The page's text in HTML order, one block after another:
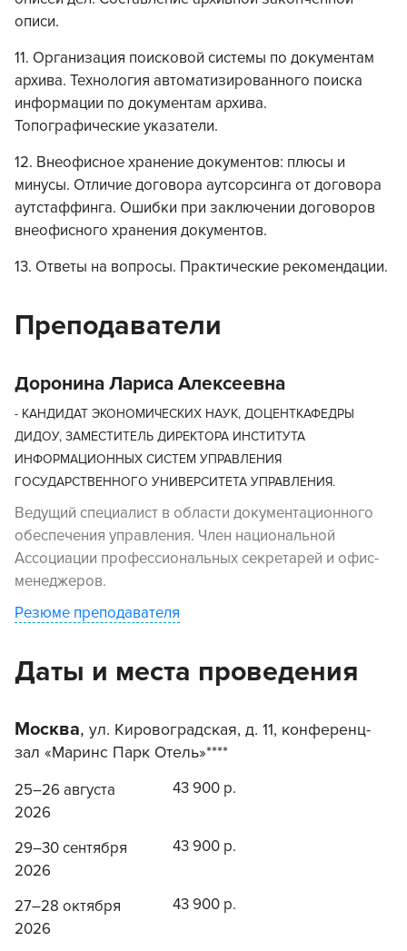
описи.
11. Организация поисковой системы по документам
архива. Технология автоматизированного поиска
информации по документам архива.
Топографические указатели.
12. Внеофисное хранение документов: плюсы и
минусы. Отличие договора аутсорсинга от договора
аутстаффинга. Ошибки при заключении договоров
внеофисного хранения документов.
13. Ответы на вопросы. Практические рекомендации.
Преподаватели
Доронина Лариса Алексеевна
- КАНДИДАТ ЭКОНОМИЧЕСКИХ НАУК, ДОЦЕНТКАФЕДРЫ
ДИДОУ, ЗАМЕСТИТЕЛЬ ДИРЕКТОРА ИНСТИТУТА
ИНФОРМАЦИОННЫХ СИСТЕМ УПРАВЛЕНИЯ
ГОСУДАРСТВЕННОГО УНИВЕРСИТЕТА УПРАВЛЕНИЯ.
Ведущий специалист в области документационного
обеспечения управления. Член национальной
Ассоциации профессиональных секретарей и офис-
менеджеров.
Резюме преподавателя
Даты и места проведения
Москва, ул. Кировоградская, д. 11, конференц-
зал «Маринс Парк Отель»****
25–26 августа
2026
43 900 р.
29–30 сентября
2026
43 900 р.
27–28 октября
2026
43 900 р.